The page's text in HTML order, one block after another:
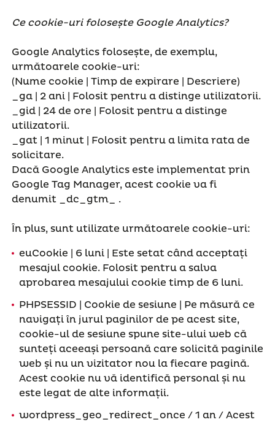
Ce cookie-uri folosește Google Analytics?
Google Analytics folosește, de exemplu,
următoarele cookie-uri:
(Nume cookie | Timp de expirare | Descriere)
_ga | 2 ani | Folosit pentru a distinge utilizatorii.
_gid | 24 de ore | Folosit pentru a distinge
utilizatorii.
_gat | 1 minut | Folosit pentru a limita rata de
solicitare.
Dacă Google Analytics este implementat prin
Google Tag Manager, acest cookie va fi
denumit _dc_gtm_ .
În plus, sunt utilizate următoarele cookie-uri:
euCookie | 6 luni | Este setat când acceptați
mesajul cookie. Folosit pentru a salva
aprobarea mesajului cookie timp de 6 luni.
PHPSESSID | Cookie de sesiune | Pe măsură ce
navigați în jurul paginilor de pe acest site,
cookie-ul de sesiune spune site-ului web că
sunteți aceeași persoană care solicită paginile
web și nu un vizitator nou la fiecare pagină.
Acest cookie nu vă identifică personal și nu
este legat de alte informații.
wordpress_geo_redirect_once / 1 an / Acest